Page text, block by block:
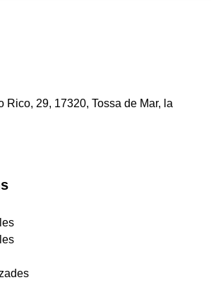
Rico, 29, 17320, Tossa de Mar, la